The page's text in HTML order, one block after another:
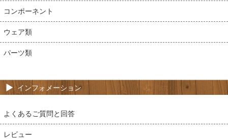
コンポーネント
ウェア類
パーツ類
インフォメーション
よくあるご質問と回答
レビュー